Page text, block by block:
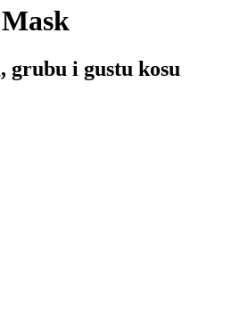
grubu i gustu kosu